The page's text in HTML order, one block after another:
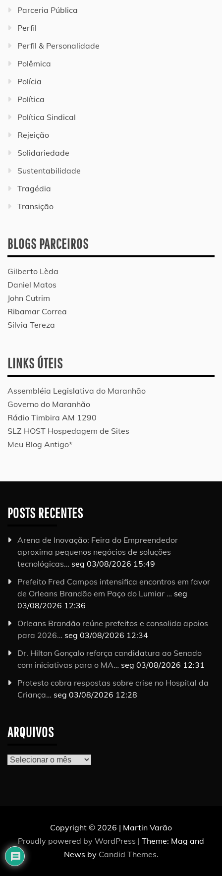
Parceria Pública
Perfil
Perfil & Personalidade
Polêmica
Polícia
Política
Política Sindical
Rejeição
Solidariedade
Sustentabilidade
Tragédia
Transição
BLOGS PARCEIROS
Gilberto Lèda
Daniel Matos
John Cutrim
Ribamar Correa
Silvia Tereza
LINKS ÚTEIS
Assembléia Legislativa do Maranhão
Governo do Maranhão
Rádio Timbira AM 1290
SLZ HOST Hospedagem de Sites
Meu Blog Antigo*
POSTS RECENTES
Arena de Inovação: Feira do Empreendedor
aproxima pequenos negócios de soluções
tecnológicas… seg 03/08/2026 15:49
Prefeito Fred Campos intensifica encontros em favor
de Orleans Brandão em Paço do Lumiar … seg
03/08/2026 12:36
Orleans Brandão reúne prefeitos e consolida apoios
para 2026… seg 03/08/2026 12:34
Dr. Hilton Gonçalo reforça candidatura ao Senado
com iniciativas para o MA… seg 03/08/2026 12:31
Protesto cobra respostas sobre crise no Hospital da
Criança… seg 03/08/2026 12:28
ARQUIVOS
Arquivos
Copyright © 2026 | Martin Varão
Proudly powered by WordPress | Theme: Mag and
News by Candid Themes.